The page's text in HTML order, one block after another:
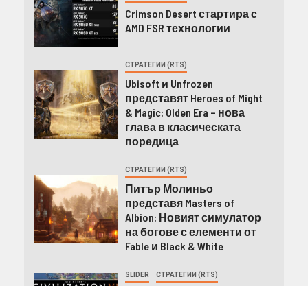
Crimson Desert стартира с
AMD FSR технологии
СТРАТЕГИИ (RTS)
Ubisoft и Unfrozen
представят Heroes of Might
& Magic: Olden Era – нова
глава в класическата
поредица
СТРАТЕГИИ (RTS)
Питър Молиньо
представя Masters of
Albion: Новият симулатор
на богове с елементи от
Fable и Black & White
SLIDER СТРАТЕГИИ (RTS)